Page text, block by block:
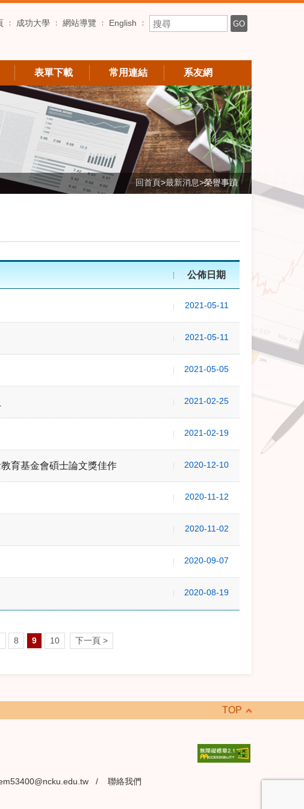
成功大學 網站導覽 English 搜尋關鍵字 GO
表單下載 常用連結 系友網
回首頁>最新消息>榮譽事蹟
公佈日期
2021-05-11
2021-05-11
2021-05-05
2021-02-25
2021-02-19
育基金會碩士論文獎佳作 2020-12-10
2020-11-12
2020-11-02
2020-09-07
2020-08-19
8 9 10 下一頁 >
TOP
/ 聯絡我們